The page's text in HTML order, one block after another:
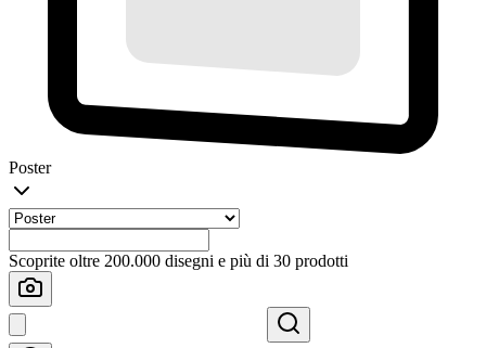
Poster
Scoprite oltre 200.000 disegni e più di 30 prodotti